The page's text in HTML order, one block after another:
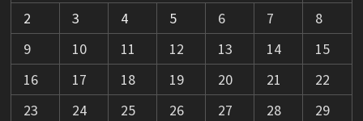
2
3 4 5 6 7
8
9
10 11 12 13 14
15
16
17 18 19 20 21
22
23
24 25 26 27 28
29